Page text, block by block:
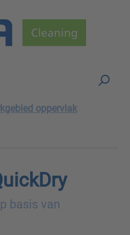
oppervlak
basis van